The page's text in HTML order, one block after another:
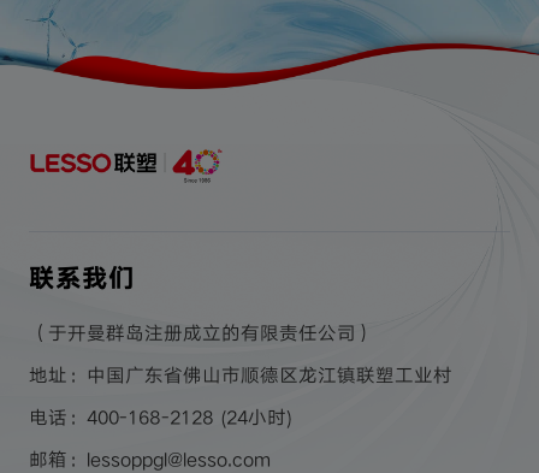
联系我们
（于开曼群岛注册成立的有限责任公司）
地址：中国广东省佛山市顺德区龙江镇联塑工业村
电话：400-168-2128 (24小时)
邮箱：lessoppgl@lesso.com